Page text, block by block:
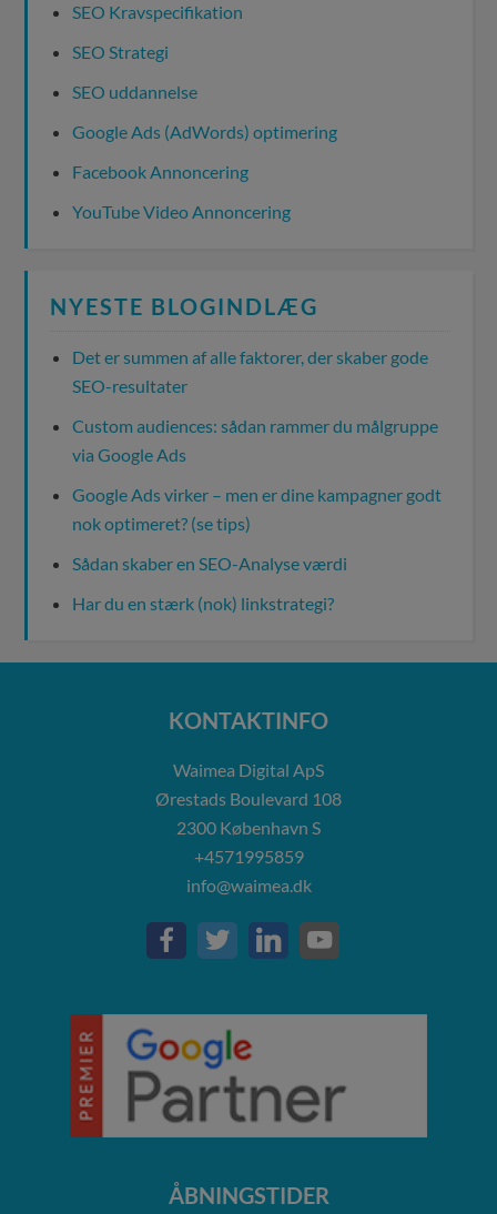
SEO Kravspecifikation
SEO Strategi
SEO uddannelse
Google Ads (AdWords) optimering
Facebook Annoncering
YouTube Video Annoncering
NYESTE BLOGINDLÆG
Det er summen af alle faktorer, der skaber gode
SEO-resultater
Custom audiences: sådan rammer du målgruppe
via Google Ads
Google Ads virker – men er dine kampagner godt
nok optimeret? (se tips)
Sådan skaber en SEO-Analyse værdi
Har du en stærk (nok) linkstrategi?
KONTAKTINFO
Waimea Digital ApS
Ørestads Boulevard 108
2300 København S
+4571995859
info@waimea.dk
ÅBNINGSTIDER